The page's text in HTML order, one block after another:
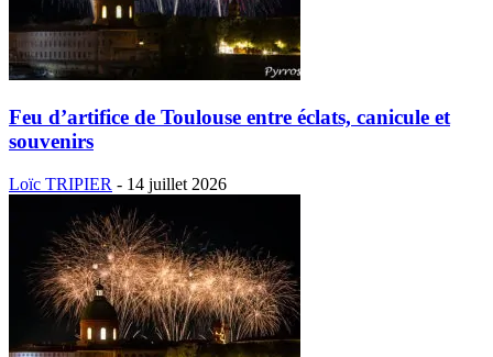
Feu d’artifice de Toulouse entre éclats, canicule et
souvenirs
Loïc TRIPIER - 14 juillet 2026